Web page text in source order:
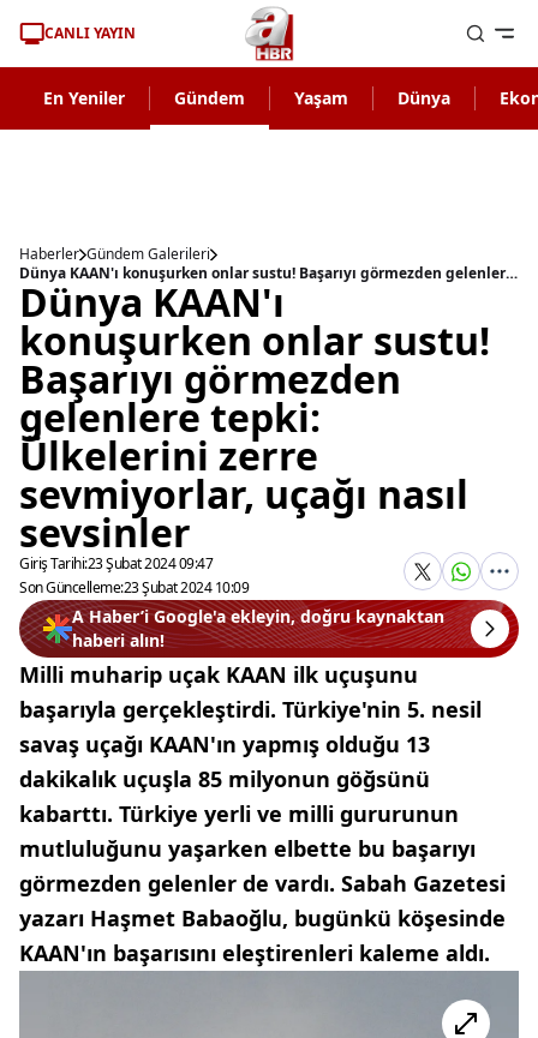
CANLI YAYIN
En Yeniler Gündem Yaşam Dünya
Haberler Gündem Galerileri
Dünya KAAN'ı konuşurken onlar sustu! Başarıyı görmezden gelenlere tepki: Ülkelerini zerre sevmiyorlar, uçağı nasıl sevsinler
Dünya KAAN'ı
konuşurken onlar sustu!
Başarıyı görmezden
gelenlere tepki:
Ülkelerini zerre
sevmiyorlar, uçağı nasıl
sevsinler
Giriş Tarihi:23 Şubat 2024 09:47
Son Güncelleme:23 Şubat 2024 10:09
A Haber’i Google'a ekleyin, doğru kaynaktan
haberi alın!
Milli muharip uçak KAAN ilk uçuşunu
başarıyla gerçekleştirdi. Türkiye'nin 5. nesil
savaş uçağı KAAN'ın yapmış olduğu 13
dakikalık uçuşla 85 milyonun göğsünü
kabarttı. Türkiye yerli ve milli gururunun
mutluluğunu yaşarken elbette bu başarıyı
görmezden gelenler de vardı. Sabah Gazetesi
yazarı Haşmet Babaoğlu, bugünkü köşesinde
KAAN'ın başarısını eleştirenleri kaleme aldı.